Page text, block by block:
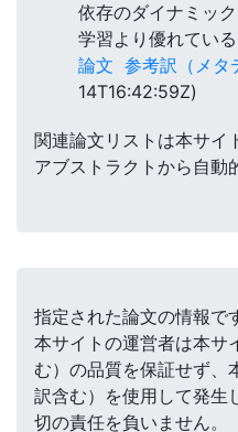
依存のダイナミッ
学習より優れている
論文 参考訳（メタ
14T16:42:59Z)
関連論文リストは本サイ
アブストラクトから自動
指定された論文の情報で
本サイトの運営者は本サ
む）の品質を保証せず、
訳含む）を使用して発生
切の責任を負いません。